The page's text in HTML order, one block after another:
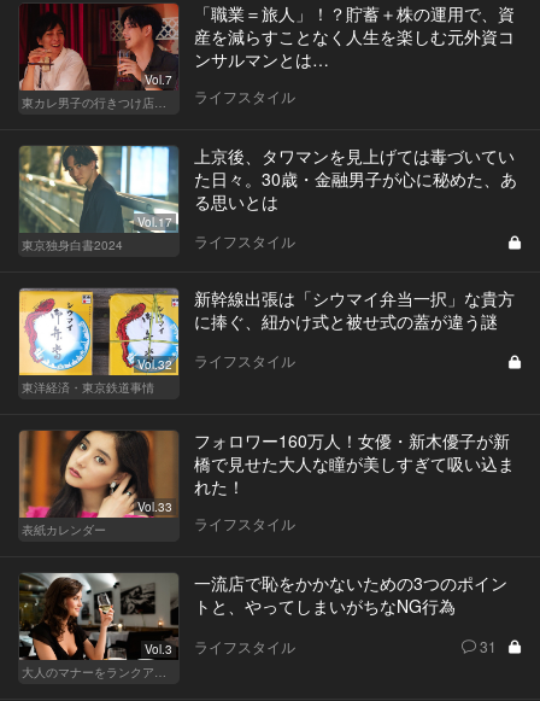
Vol.7
東カレ男子の行きつけ店でハシゴ酒
「職業＝旅人」！？貯蓄＋株の運用で、資
産を減らすことなく人生を楽しむ元外資コ
ンサルマンとは…
ライフスタイル
Vol.17
東京独身白書2024
上京後、タワマンを見上げては毒づいてい
た日々。30歳・金融男子が心に秘めた、あ
る思いとは
ライフスタイル
Vol.32
東洋経済・東京鉄道事情
新幹線出張は「シウマイ弁当一択」な貴方
に捧ぐ、紐かけ式と被せ式の蓋が違う謎
ライフスタイル
Vol.33
表紙カレンダー
フォロワー160万人！女優・新木優子が新
橋で見せた大人な瞳が美しすぎて吸い込ま
れた！
ライフスタイル
Vol.3
大人のマナーをランクアップせよ
一流店で恥をかかないための3つのポイン
トと、やってしまいがちなNG行為
ライフスタイル 31